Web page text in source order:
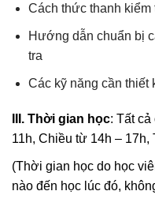
Cách thức thanh
Hướng dẫn chuẩn bị
tra
Các kỹ năng cần
III. Thời gian học: Tất
11h, Chiều từ 14h –
(Thời gian học do học
nào đến học lúc đó,